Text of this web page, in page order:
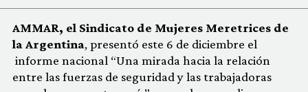
AMMAR, el Sindicato de Mujeres Meretrices de
la Argentina, presentó este 6 de diciembre el
informe nacional “Una mirada hacia la relación
entre las fuerzas de seguridad y las trabajadoras